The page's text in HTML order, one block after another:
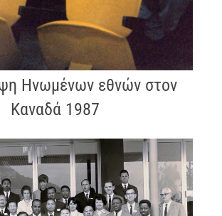
Ηνωμένων εθνών στον
Καναδά 1987